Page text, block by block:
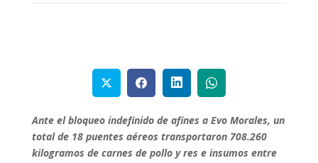
Ante el bloqueo indefinido de afines a Evo Morales, un
total de 18 puentes aéreos transportaron 708.260
kilogramos de carnes de pollo y res e insumos entre